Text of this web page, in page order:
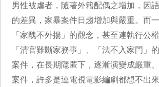
男性被虐者，隨著外籍配偶之增加，因
的差異，家暴案件日趨增加與嚴重。而
「家醜不外揚」的觀念，甚至連執行公
「清官難斷家務事」、「法不入家門」
案件，在長期隱匿下，逐漸演變成嚴重
案件，許多是連電視電影編劇都想不出來